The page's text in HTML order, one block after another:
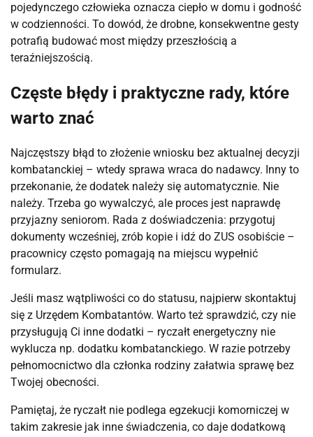
pojedynczego człowieka oznacza ciepło w domu i godność
w codzienności. To dowód, że drobne, konsekwentne gesty
potrafią budować most między przeszłością a
teraźniejszością.
Częste błędy i praktyczne rady, które
warto znać
Najczęstszy błąd to złożenie wniosku bez aktualnej decyzji
kombatanckiej – wtedy sprawa wraca do nadawcy. Inny to
przekonanie, że dodatek należy się automatycznie. Nie
należy. Trzeba go wywalczyć, ale proces jest naprawdę
przyjazny seniorom. Rada z doświadczenia: przygotuj
dokumenty wcześniej, zrób kopie i idź do ZUS osobiście –
pracownicy często pomagają na miejscu wypełnić
formularz.
Jeśli masz wątpliwości co do statusu, najpierw skontaktuj
się z Urzędem Kombatantów. Warto też sprawdzić, czy nie
przysługują Ci inne dodatki – ryczałt energetyczny nie
wyklucza np. dodatku kombatanckiego. W razie potrzeby
pełnomocnictwo dla członka rodziny załatwia sprawę bez
Twojej obecności.
Pamiętaj, że ryczałt nie podlega egzekucji komorniczej w
takim zakresie jak inne świadczenia, co daje dodatkową